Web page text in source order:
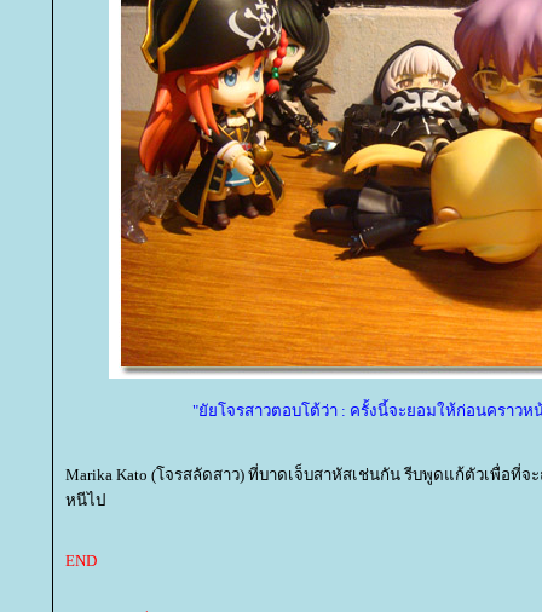
"ยัยโจรสาวตอบโต้ว่า : ครั้งนี้จะยอมให้ก่อนคราวห
Marika Kato (โจรสลัดสาว) ที่บาดเจ็บสาหัสเช่นกัน รีบพูดแก้ตัวเพื่อที่
หนีไป
END